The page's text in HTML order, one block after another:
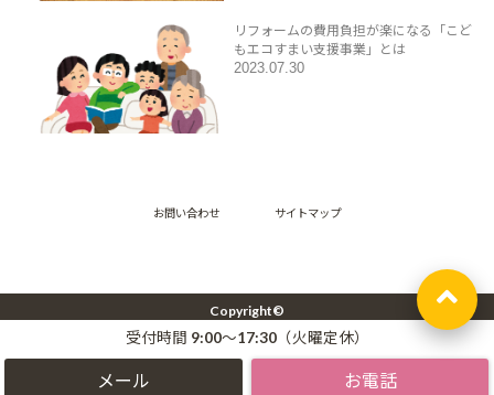
受付時間 9:00～17:30（火曜定休）
リフォームの費用負担が楽になる「こど
もエコすまい支援事業」とは
2023.07.30
お問い合わせ サイトマップ
Copyright©
湘南エリア【藤沢・辻堂・茅ヶ崎・鎌倉】の二世帯住宅リフォーム -株式会社アッ
プホーム –